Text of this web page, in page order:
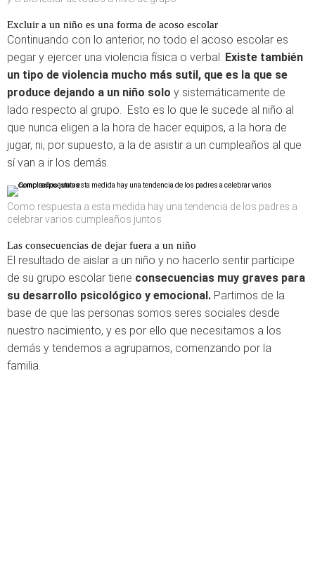
Excluir a un niño es una forma de acoso escolar
Continuando con lo anterior, no todo el acoso escolar es
pegar y ejercer una violencia física o verbal. Existe también
un tipo de violencia mucho más sutil, que es la que se
produce dejando a un niño solo y sistemáticamente de
lado respecto al grupo. Esto es lo que le sucede al niño al
que nunca eligen a la hora de hacer equipos, a la hora de
jugar, ni, por supuesto, a la de asistir a un cumpleaños al que
sí van a ir los demás.
Como respuesta a esta medida hay una tendencia de los padres a
celebrar varios cumpleaños juntos
Las consecuencias de dejar fuera a un niño
El resultado de aislar a un niño y no hacerlo sentir partícipe
de su grupo escolar tiene consecuencias muy graves para
su desarrollo psicológico y emocional. Partimos de la
base de que las personas somos seres sociales desde
nuestro nacimiento, y es por ello que necesitamos a los
demás y tendemos a agruparnos, comenzando por la
familia.